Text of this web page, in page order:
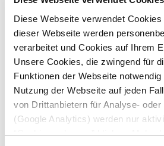
Diese Webseite verwendet
dieser Webseite werden
verarbeitet und Cookies auf Ihrem
Unsere Cookies, die zwingend für
Funktionen der Webseite
Nutzung der Webseite auf jeden
von Drittanbietern für Analyse-
(Google Analytics) werden nur
“Cookies zulassen” klicken. Mehr